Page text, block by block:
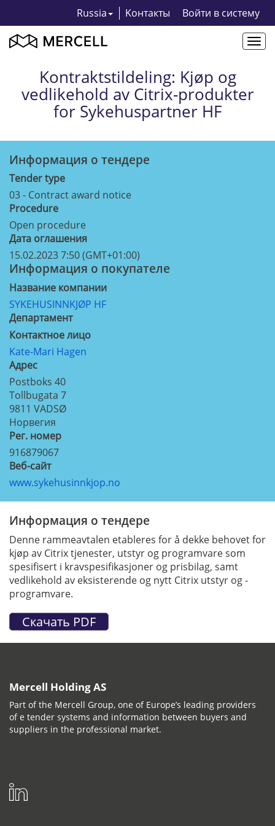
Russia Kонтакты Bойти в систему
Kontraktstildeling: Kjøp og
vedlikehold av Citrix-produkter
for Sykehuspartner HF
Информация о тендерe
Tender type
03 - Contract award notice
Procedure
Open procedure
Дата оглашения
15.02.2023 7:50 (GMT+01:00)
Информация о покупателе
Название компании
SYKEHUSINNKJØP HF
Департамент
Контактное лицо
Kate-Mari Hagen
Aдрес
Postboks 40
Tollbugata 7
9811 VADSØ
Норвегия
Рег. номер
916879067
Веб-сайт
www.sykehusinnkjop.no
Информация о тендере
Denne rammeavtalen etableres for å dekke behovet for
kjøp av Citrix tjenester, utstyr og programvare som
spesifisert i kravspesifikasjoner og prisbilag, samt
vedlikehold av eksisterende og nytt Citrix utstyr og -
programvare.
Mercell Holding AS
Part of the Mercell Group, one of Europe’s leading providers
of e tender systems and information between buyers and
suppliers in the professional market.